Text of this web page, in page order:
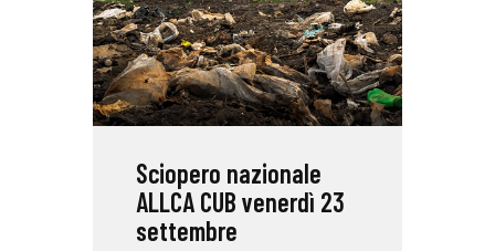
Sciopero nazionale
ALLCA CUB venerdì 23
settembre